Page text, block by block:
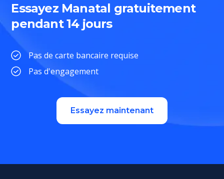
Essayez Manatal gratuitement
pendant 14 jours
Pas de carte bancaire requise
Pas d'engagement
Essayez maintenant